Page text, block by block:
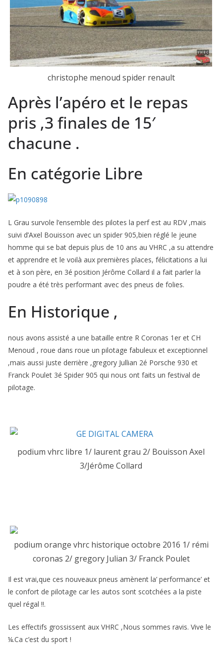
christophe menoud spider renault
Après l’apéro et le repas
pris ,3 finales de 15′
chacune .
En catégorie Libre
L Grau survole l’ensemble des pilotes la perf est au RDV ,mais
suivi d’Axel Bouisson avec un spider 905,bien réglé le jeune
homme qui se bat depuis plus de 10 ans au VHRC ,a su attendre
et apprendre et le voilà aux premières places, félicitations a lui
et à son père, en 3é position Jérôme Collard il a fait parler la
poudre a été très performant avec des pneus de folies.
En Historique ,
nous avons assisté a une bataille entre R Coronas 1er et CH
Menoud , roue dans roue un pilotage fabuleux et exceptionnel
,mais aussi juste derrière ,gregory Jullian 2é Porsche 930 et
Franck Poulet 3é Spider 905 qui nous ont faits un festival de
pilotage.
podium vhrc libre 1/ laurent grau 2/ Bouisson Axel
3/Jérôme Collard
podium orange vhrc historique octobre 2016 1/ rémi
coronas 2/ gregory Julian 3/ Franck Poulet
Il est vrai,que ces nouveaux pneus amènent la’ performance’ et
le confort de pilotage car les autos sont scotchées a la piste
quel régal !!.
Les effectifs grossissent aux VHRC ,Nous sommes ravis. Vive le
¼.Ca c’est du sport !